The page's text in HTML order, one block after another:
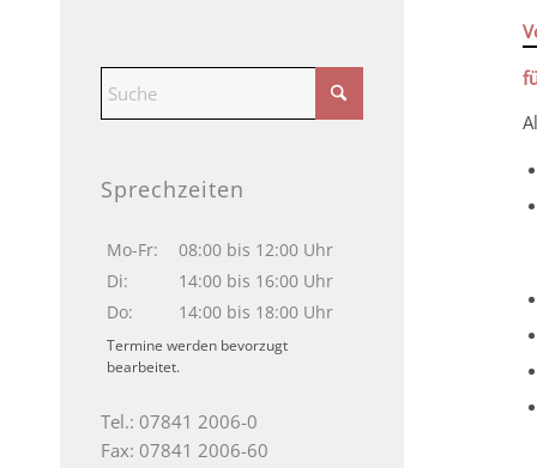
Sprechzeiten
Mo-Fr:
08:00 bis 12:00 Uhr
Di:
14:00 bis 16:00 Uhr
Do:
14:00 bis 18:00 Uhr
Termine werden bevorzugt
bearbeitet.
Tel.: 07841 2006-0
Fax: 07841 2006-60